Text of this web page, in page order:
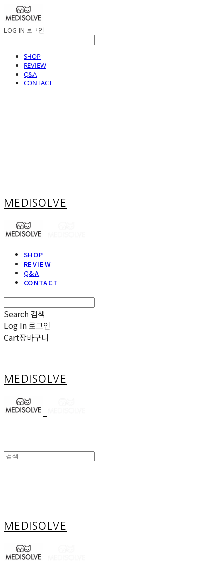
LOG IN 로그인
SHOP
REVIEW
Q&A
CONTACT
MEDISOLVE
SHOP
REVIEW
Q&A
CONTACT
Search 검색
Log In 로그인
Cart장바구니
MEDISOLVE
MEDISOLVE